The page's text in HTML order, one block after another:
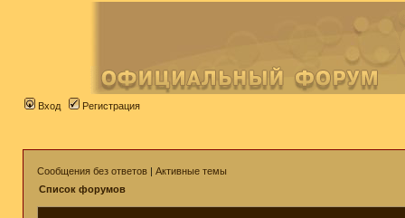
Вход Регистрация
Сообщения без ответов | Активные темы
Список форумов